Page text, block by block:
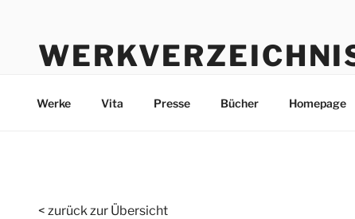
springen
Werke Vita Presse Bücher Homepage
< zurück zur Übersicht